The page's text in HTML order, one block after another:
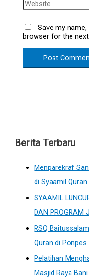
Save my
browser for the
Berita Terbaru
Menparekraf
di Syaamil Quran
SYAAMIL
DAN PROGRAM
RSQ
Quran di Ponpes
Pelatihan
Masjid Raya